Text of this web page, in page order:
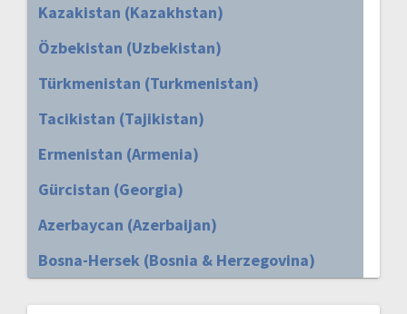
Kazakistan (Kazakhstan)
Özbekistan (Uzbekistan)
Türkmenistan (Turkmenistan)
Tacikistan (Tajikistan)
Ermenistan (Armenia)
Gürcistan (Georgia)
Azerbaycan (Azerbaijan)
Bosna-Hersek (Bosnia & Herzegovina)